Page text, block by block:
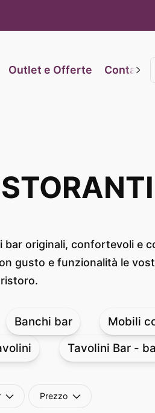
Outlet e Offerte Contatti
bar originali, confortevoli e
gusto e funzionalità le
ristoro.
Banchi bar Mobili
Tavolini Bar -
Prezzo